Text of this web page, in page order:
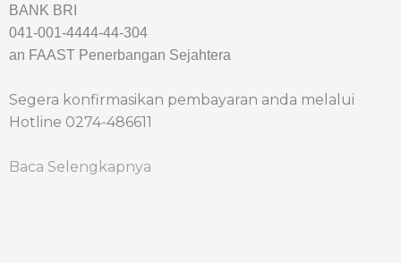
BANK BRI
041-001-4444-44-304
an FAAST Penerbangan Sejahtera
Segera konfirmasikan pembayaran anda melalui
Hotline 0274-486611
Baca Selengkapnya